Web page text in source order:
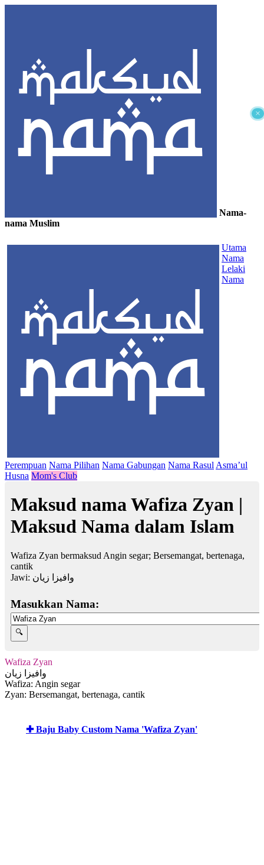
×
Nama-
nama Muslim
Utama
Nama
Lelaki
Nama
Perempuan Nama Pilihan Nama Gabungan Nama Rasul Asma’ul
Husna Mom's Club
Maksud nama Wafiza Zyan |
Maksud Nama dalam Islam
Wafiza Zyan bermaksud Angin segar; Bersemangat, bertenaga,
cantik
Jawi: وافيزا زيان
Masukkan Nama:
Wafiza Zyan
وافيزا زيان
Wafiza: Angin segar
Zyan: Bersemangat, bertenaga, cantik
✚ Baju Baby Custom Nama 'Wafiza Zyan'